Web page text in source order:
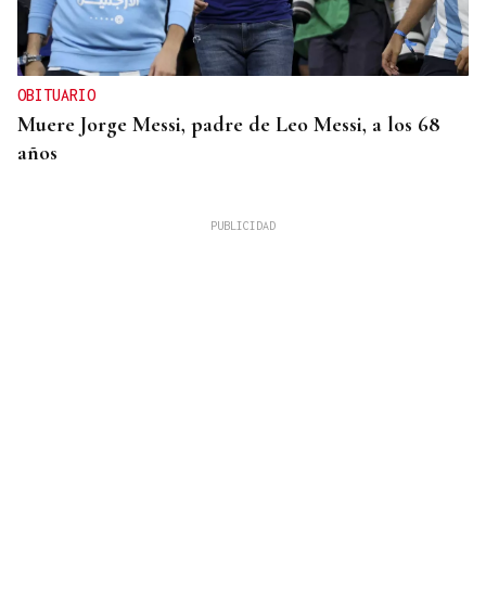
OBITUARIO
Muere Jorge Messi, padre de Leo Messi, a los 68
años